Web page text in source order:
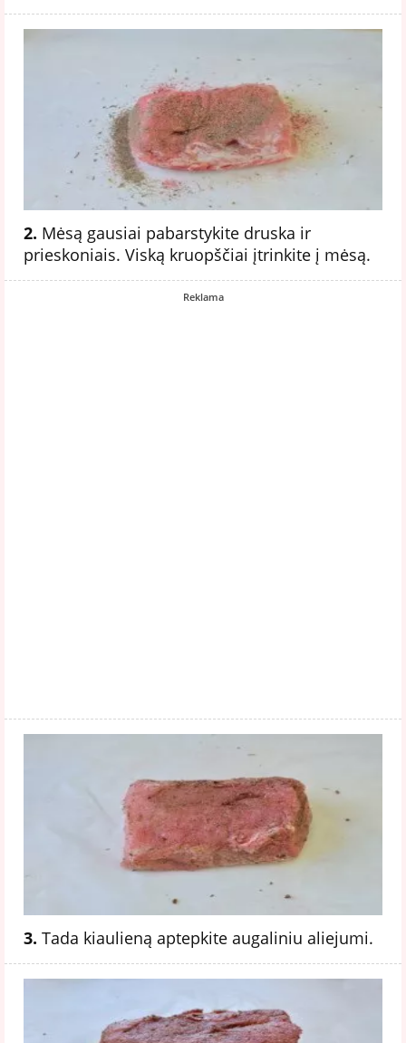
2. Mėsą gausiai pabarstykite druska ir
prieskoniais. Viską kruopščiai įtrinkite į mėsą.
Reklama
3. Tada kiaulieną aptepkite augaliniu aliejumi.